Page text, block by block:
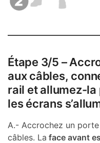
Étape 3/5 –
aux câbles,
rail et allumez-la
les écrans
A.- Accrochez un
câbles. La face avant